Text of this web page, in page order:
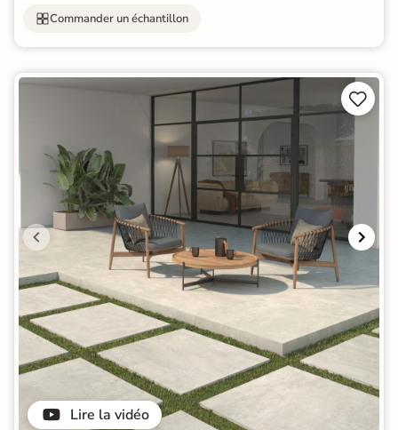
Commander un échantillon
Lire la vidéo

